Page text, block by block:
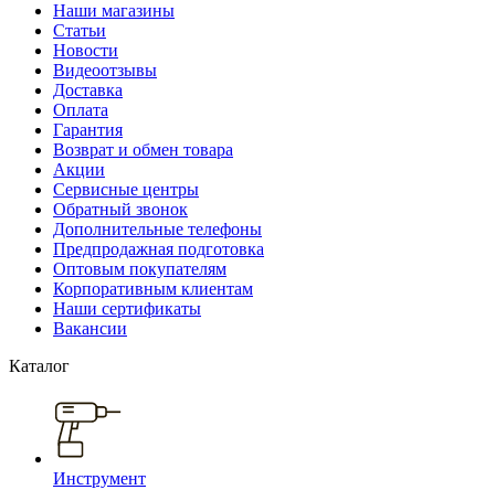
Наши магазины
Статьи
Новости
Видеоотзывы
Доставка
Оплата
Гарантия
Возврат и обмен товара
Акции
Сервисные центры
Обратный звонок
Дополнительные телефоны
Предпродажная подготовка
Оптовым покупателям
Корпоративным клиентам
Наши сертификаты
Вакансии
Каталог
Инструмент